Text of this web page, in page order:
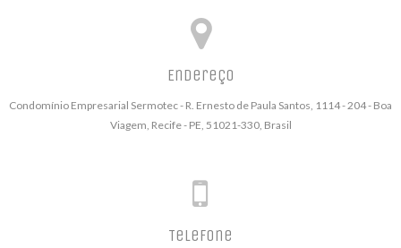
Endereço
Condomínio Empresarial Sermotec - R. Ernesto de Paula Santos, 1114 - 204 - Boa
Viagem, Recife - PE, 51021-330, Brasil
Telefone